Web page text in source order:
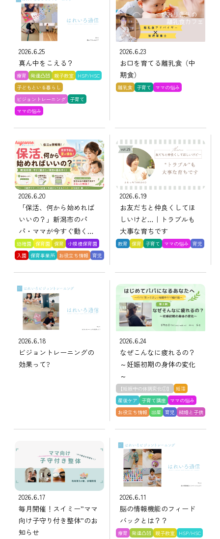
2026.6.25
真ん中をこえる？
療育 発達凸凹 親子教室
HSP/HSC
子どもといる暮らし
ビジョントレーニング
子育て
ママの悩み
2026.6.23
お口を育てる離乳食（中
期食）
離乳食 子育て ママの悩み
2026.6.20
「保活、何から始めれば
いいの？」新潟市のパ
パ・ママが今すぐ動くべ
き理由
幼稚園 保育園 保育
小規模保育園
入園 保育事業所 お役立ち情報 育児
2026.6.19
お友だちと仲良くしてほ
しいけど…｜トラブルも
大事な育ちです
教育 保育 子育て ママの悩み 育児
2026.6.18
ビジョントレーニングの
効果って?
2026.6.24
なぜこんなに疲れるの？
～妊娠初期の身体の変化
～
【妊娠中の体調変化②】
妊活
産後ケア
子育て講座 ママの悩み
お役立ち情報
出産 育児 結婚と子供
2026.6.17
毎月開催！スイミー”ママ
向け子守り付き整体”のお
知らせ
2026.6.11
脳の情報機能のフィード
バックとは？？
療育 発達凸凹 親子教室 HSP/HSC